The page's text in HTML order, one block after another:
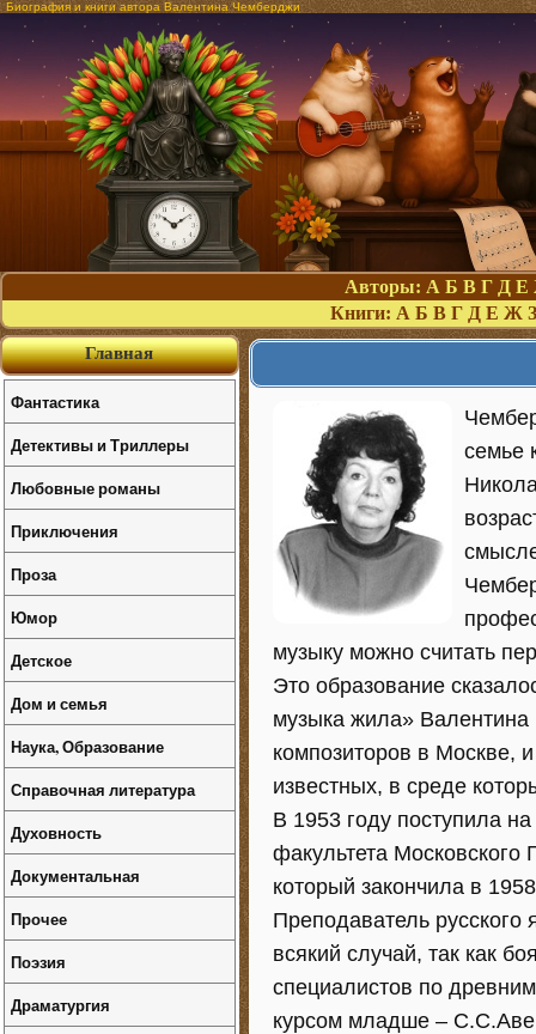
Биография и книги автора Валентина Чемберджи
Авторы: А Б В Г Д Е
Книги: А Б В Г Д Е Ж З
семье
музыку можно считать
Это образование
музыка жила»
композиторов в Москве,
известных, в среде
В 1953 году поступила
факультета Московского
который закончила в
Преподаватель
всякий случай, так как
специалистов по
курсом младше –
Главная
Фантастика
Детективы и Триллеры
Любовные романы
Приключения
Проза
Юмор
Детское
Дом и семья
Наука, Образование
Справочная литература
Духовность
Документальная
Прочее
Поэзия
Драматургия